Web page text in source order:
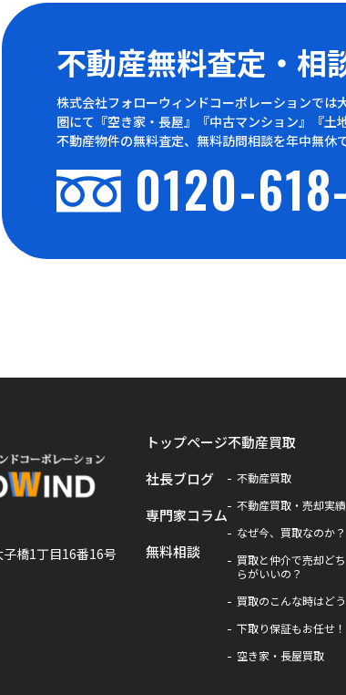
不動産無料査定・ 相
株式会社フォローウィンドコーポレーションでは
圏にて『空き家・長屋』『中古マンション』『土
不動産物件の無料査定、無料訪問相談を年中無休
0120-
橋1丁目16番16号
トップページ
社長ブログ
専門家コラム
無料相談
不動産買取
不動産買取
不動産買取・売却実績
なぜ今、買取なのか？
買取と仲介で売却どち
らがいいの？
買取のこんな時はど
下取り保証もお任せ！
空き家・長屋買取